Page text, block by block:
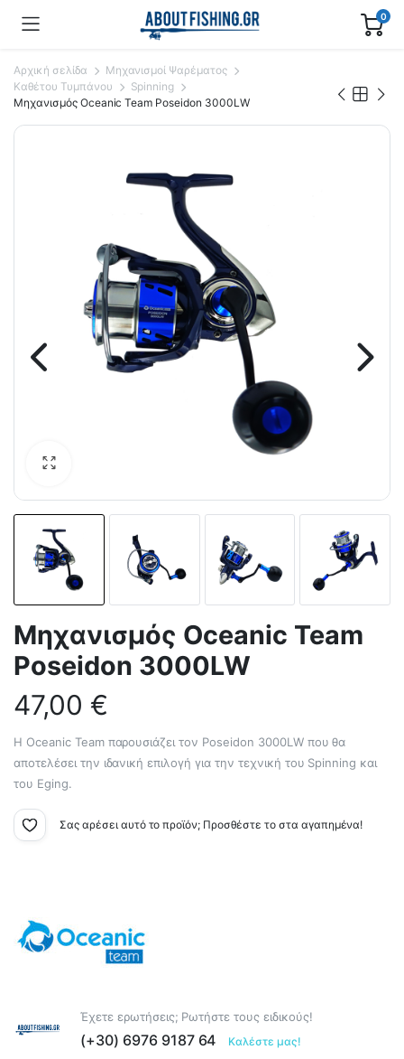
0
Αρχική σελίδα
Μηχανισμοί Ψαρέματος
Καθέτου Τυμπάνου
Spinning
Μηχανισμός Oceanic Team Poseidon 3000LW
Μηχανισμός Oceanic Team
Poseidon 3000LW
47,00 €
Η Oceanic Team παρουσιάζει τον Poseidon 3000LW που θα
αποτελέσει την ιδανική επιλογή για την τεχνική του Spinning και
του Eging.
Σας αρέσει αυτό το προϊόν; Προσθέστε το στα αγαπημένα!
Έχετε ερωτήσεις; Ρωτήστε τους ειδικούς!
(+30) 6976 9187 64 Καλέστε μας!